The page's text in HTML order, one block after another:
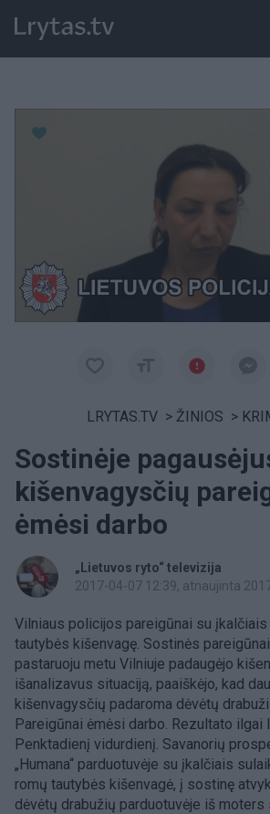
LRYTAS.TV > ŽINIOS >
Sostinėje
kišenvagysčių
ėmėsi darbo
„Lietuvos ryto“ televizija
2017-04-07 12:39, atnaujinta
Vilniaus policijos pareigūnai su
tautybės kišenvagę. Sostinės
pastaruoju metu Vilniuje padaugėjo
išanalizavus situaciją, paaiškėjo, kad
kišenvagysčių padaroma dėvėtų
Pareigūnai ėmėsi darbo. Rezultato ilgai
Penktadienį vidurdienį. Savanorių
„Humana“ parduotuvėje su įkalčiais
romų tautybės kišenvagė, į sostinę
dėvėtų drabužių parduotuvėje iš